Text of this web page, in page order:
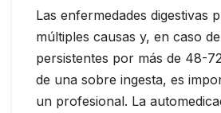
Las enfermedades digestivas
múltiples causas y, en caso
persistentes por más de 48-
de una sobre ingesta, es
un profesional. La